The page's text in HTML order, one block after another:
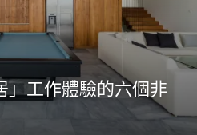
」工作體驗的六個非